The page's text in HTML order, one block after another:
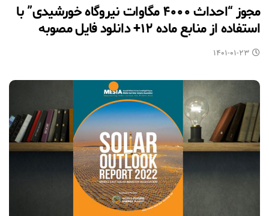
مجوز “احداث ۴۰۰۰ مگاوات نیروگاه خورشیدی” با
استفاده از منابع ماده ۱۲+ دانلود فایل مصوبه
۱۴۰۱-۰۱-۲۳